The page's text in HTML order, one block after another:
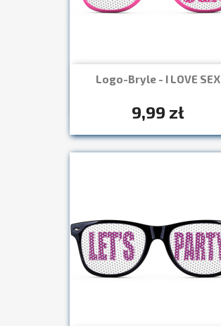
Logo-Bryle - I LOVE SEX
9,99 zł
Szybki podgląd